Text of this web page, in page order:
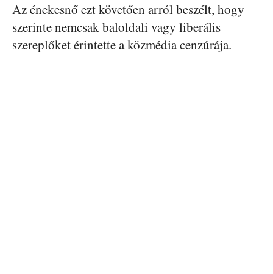
Az énekesnő ezt követően arról beszélt, hogy
szerinte nemcsak baloldali vagy liberális
szereplőket érintette a közmédia cenzúrája.